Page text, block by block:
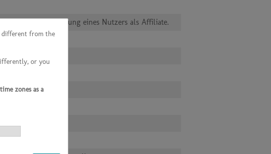
zur Identifizierung eines Nutzers als Affiliate.
genutzt.
different from the
or you
zones as a